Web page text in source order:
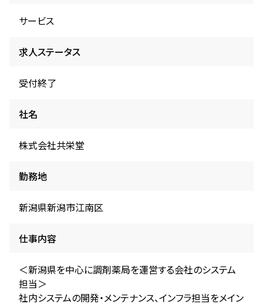
サービス
求人ステータス
受付終了
社名
株式会社共栄堂
勤務地
新潟県新潟市江南区
仕事内容
＜新潟県を中心に調剤薬局を運営する会社のシステム
担当＞
社内システムの開発・メンテナンス、インフラ担当をメイン